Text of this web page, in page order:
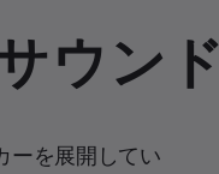
ウン
ーを展開してい